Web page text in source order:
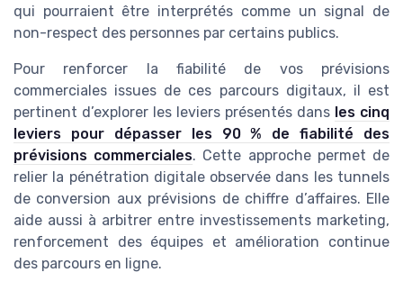
qui pourraient être interprétés comme un signal de
non-respect des personnes par certains publics.
Pour renforcer la fiabilité de vos prévisions
commerciales issues de ces parcours digitaux, il est
pertinent d’explorer les leviers présentés dans les cinq
leviers pour dépasser les 90 % de fiabilité des
prévisions commerciales. Cette approche permet de
relier la pénétration digitale observée dans les tunnels
de conversion aux prévisions de chiffre d’affaires. Elle
aide aussi à arbitrer entre investissements marketing,
renforcement des équipes et amélioration continue
des parcours en ligne.